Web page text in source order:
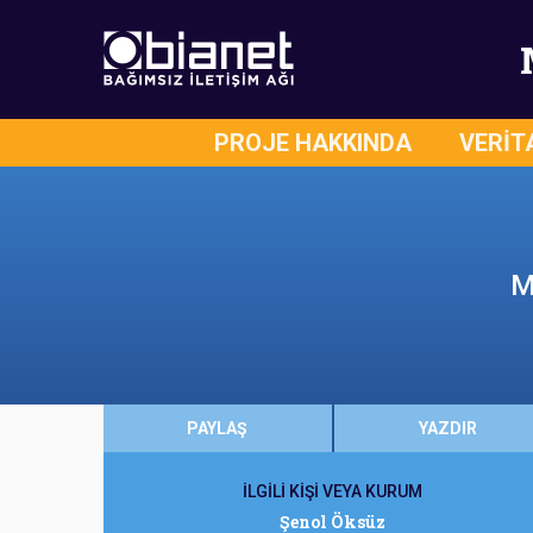
PROJE HAKKINDA
PAYLAŞ YAZDIR
İLGİLİ KİŞİ VEYA KURUM
Şenol Öksüz